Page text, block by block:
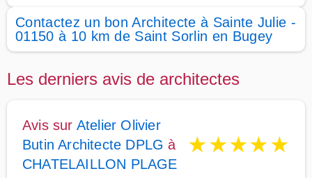
Contactez un bon Architecte à Sainte Julie -
01150 à 10 km de Saint Sorlin en Bugey
Les derniers avis de architectes
Avis sur Atelier Olivier
Butin Architecte DPLG à
CHATELAILLON PLAGE
★★★★★